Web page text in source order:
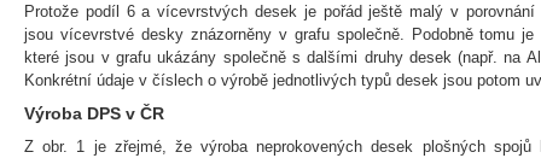
Protože podíl 6 a vícevrstvých desek je pořád ještě malý v
jsou vícevrstvé desky znázorněny v grafu společně. Podobně tomu
které jsou v grafu ukázány společně s dalšími druhy desek (např. na
Konkrétní údaje v číslech o výrobě jednotlivých typů desek jsou potom
Výroba DPS v ČR
Z obr. 1 je zřejmé, že výroba neprokovených desek plošných